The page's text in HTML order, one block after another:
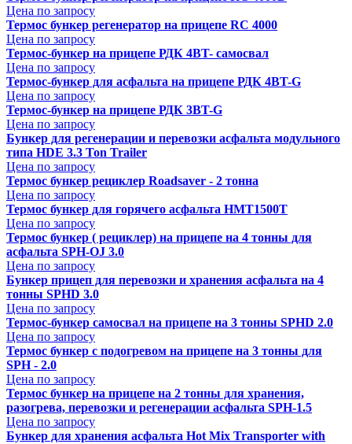
Цена по запросу
Термос бункер регенератор на прицепе RC 4000
Цена по запросу
Термос-бункер на прицепе РДК 4BT- самосвал
Цена по запросу
Термос-бункер для асфальта на прицепе РДК 4BT-G
Цена по запросу
Термос-бункер на прицепе РДК 3BT-G
Цена по запросу
Бункер для регенерации и перевозки асфальта модульного
типа HDE 3.3 Ton Trailer
Цена по запросу
Термос бункер рециклер Roadsaver - 2 тонна
Цена по запросу
Термос бункер для горячего асфальта HMT1500T
Цена по запросу
Термос бункер ( рециклер) на прицепе на 4 тонны для
асфальта SPH-OJ 3.0
Цена по запросу
Бункер прицеп для перевозки и хранения асфальта на 4
тонны SPHD 3.0
Цена по запросу
Термос-бункер самосвал на прицепе на 3 тонны SPHD 2.0
Цена по запросу
Термос бункер с подогревом на прицепе на 3 тонны для
SPH - 2.0
Цена по запросу
Термоc бункер на прицепе на 2 тонны для хранения,
разогрева, перевозки и регенерации асфальта SPH-1.5
Цена по запросу
Бункер для хранения асфальта Hot Mix Transporter with